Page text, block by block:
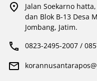
Jalan Soekarno
dan Blok B-13 Desa
Jombang, Jatim.
0823-2495-2007 /